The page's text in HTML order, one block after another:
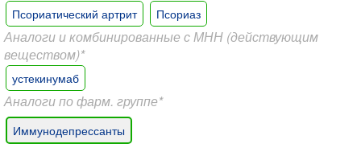
Псориатический артрит Псориаз
Аналоги и комбинированные с МНН (действующим
веществом)*
устекинумаб
Аналоги по фарм. группе*
Иммунодепрессанты